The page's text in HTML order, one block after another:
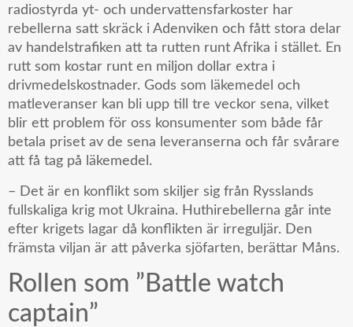
radiostyrda yt- och undervattensfarkoster har
rebellerna satt skräck i Adenviken och fått stora delar
av handelstrafiken att ta rutten runt Afrika i stället. En
rutt som kostar runt en miljon dollar extra i
drivmedelskostnader. Gods som läkemedel och
matleveranser kan bli upp till tre veckor sena, vilket
blir ett problem för oss konsumenter som både får
betala priset av de sena leveranserna och får svårare
att få tag på läkemedel.
– Det är en konflikt som skiljer sig från Rysslands
fullskaliga krig mot Ukraina. Huthirebellerna går inte
efter krigets lagar då konflikten är irreguljär. Den
främsta viljan är att påverka sjöfarten, berättar Måns.
Rollen som ”Battle watch
captain”